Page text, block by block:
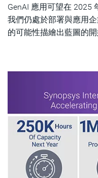
GenAI 應用可望在 2025
我們仍處於部署與應用
的可能性描繪出藍圖的開